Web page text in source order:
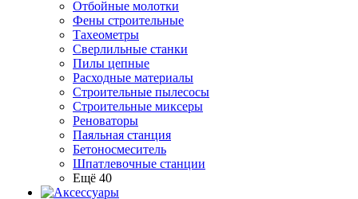
Отбойные молотки
Фены строительные
Тахеометры
Сверлильные станки
Пилы цепные
Расходные материалы
Строительные пылесосы
Строительные миксеры
Реноваторы
Паяльная станция
Бетоносмеситель
Шпатлевочные станции
Ещё 40